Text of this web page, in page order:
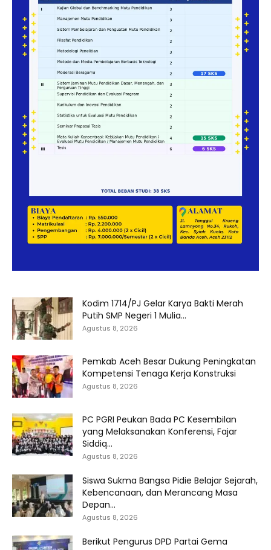
Kodim 1714/PJ Gelar Karya Bakti Merah
Putih SMP Negeri 1 Mulia...
Agustus 8, 2026
Pemkab Aceh Besar Dukung Peningkatan
Kompetensi Tenaga Kerja Konstruksi
Agustus 8, 2026
PC PGRI Peukan Bada PC Kesembilan
yang Melaksanakan Konferensi, Fajar
Siddiq...
Agustus 8, 2026
Siswa Sukma Bangsa Pidie Belajar Sejarah,
Kebencanaan, dan Merancang Masa
Depan...
Agustus 8, 2026
Berikut Pengurus DPD Partai Gema